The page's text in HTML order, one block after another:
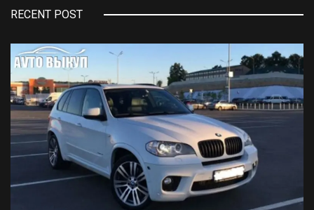
RECENT POST